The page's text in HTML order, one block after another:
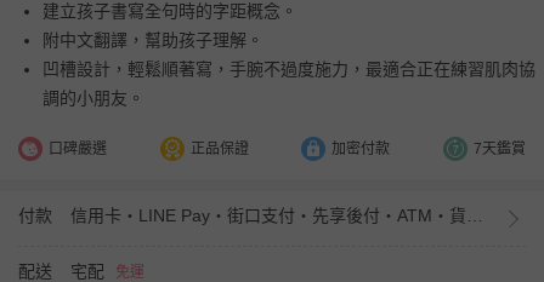
建立孩子書寫全句時的字距概念。
附中文翻譯，幫助孩子理解。
凹槽設計，輕鬆順著寫，手腕不過度施力，最適合正在練習肌肉協
調的小朋友。
口碑嚴選 正品保證 加密付款 7天鑑賞
付款
配送 宅配 免運